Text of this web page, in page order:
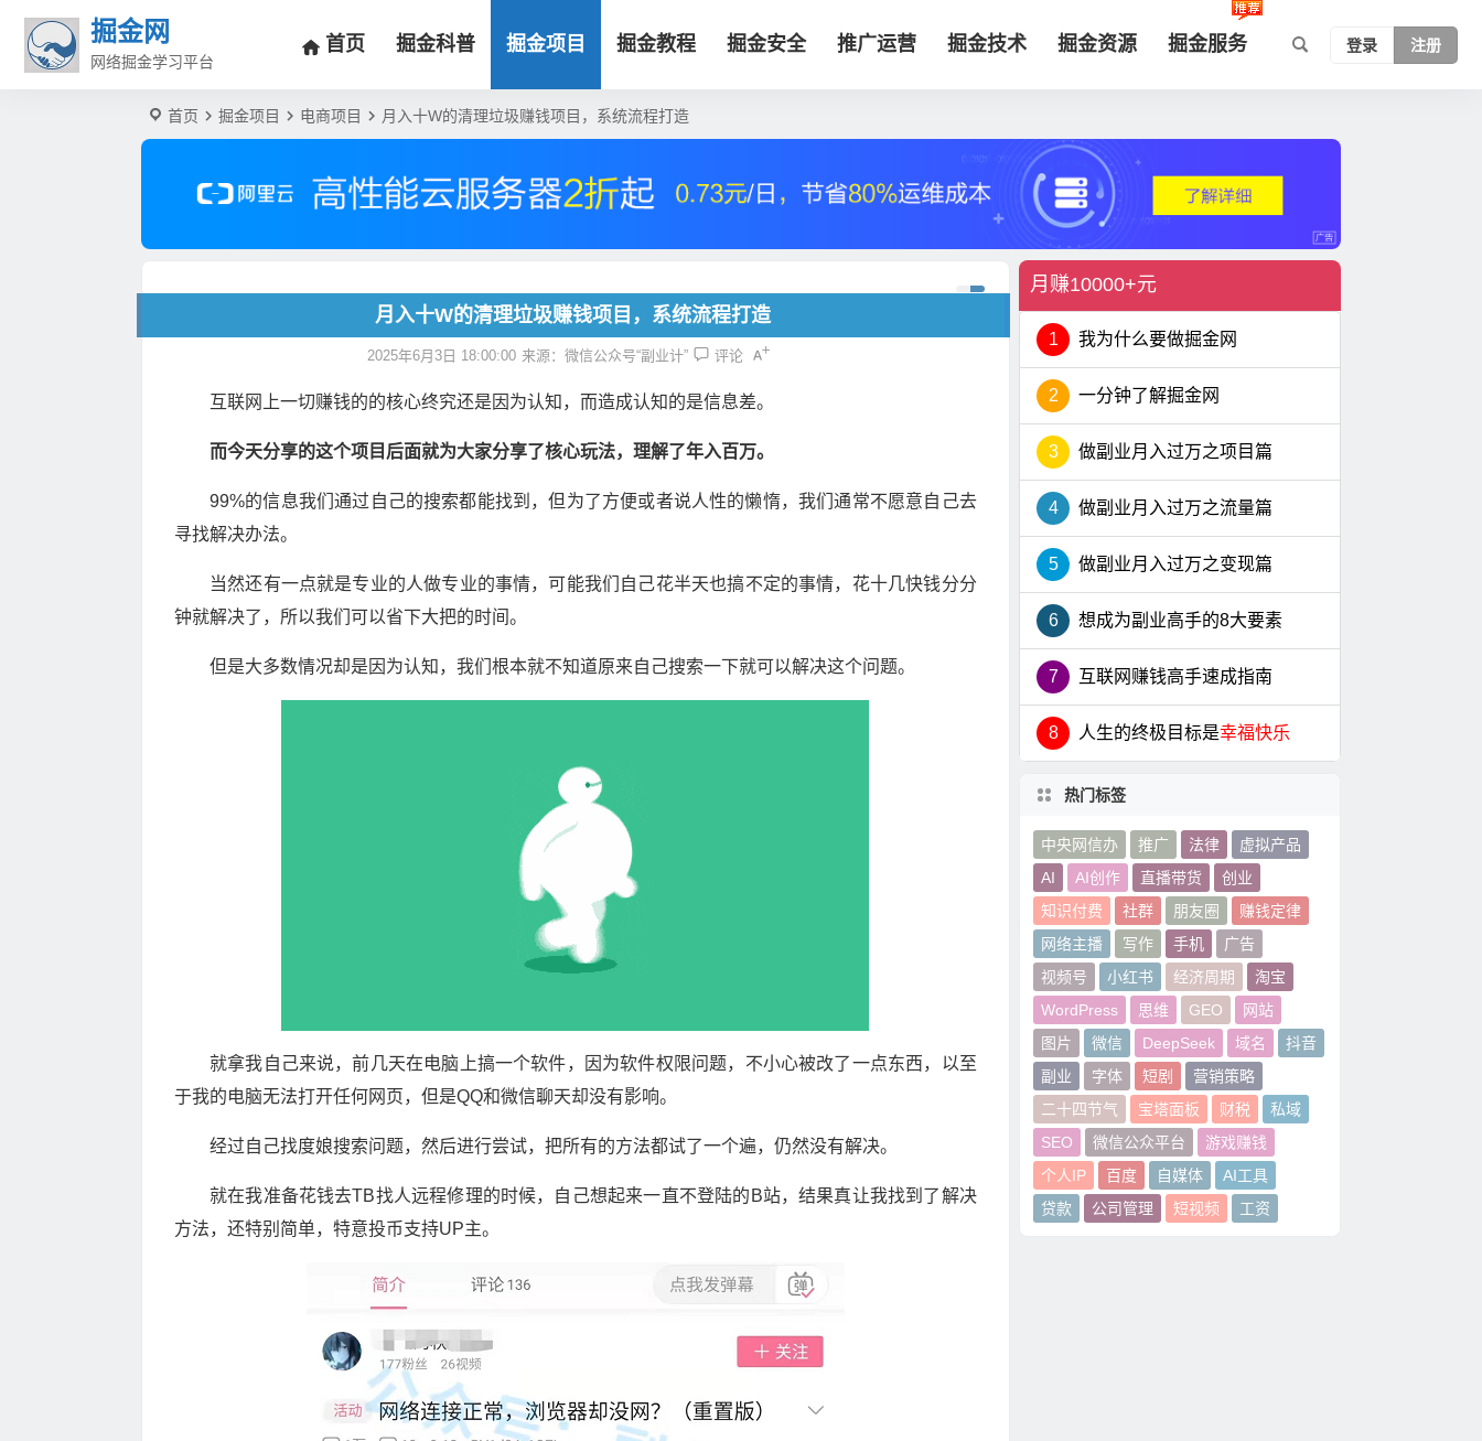
掘金网
网络掘金学习平台
首页 掘金科普 掘金项目 掘金教程 掘金安全 推广运营 掘金技术 掘金资源 掘金服务 登录 注册
首页 掘金项目 电商项目 月入十W的清理垃圾赚钱项目，系统流程打造
月入十W的清理垃圾赚钱项目，系统流程打造
2025年6月3日 18:00:00 来源：微信公众号“副业计” 评论
互联网上一切赚钱的的核心终究还是因为认知，而造成认知的是信息差。
而今天分享的这个项目后面就为大家分享了核心玩法，理解了年入百万。
99%的信息我们通过自己的搜索都能找到，但为了方便或者说人性的懒惰，我们通常不愿意自己去
寻找解决办法。
当然还有一点就是专业的人做专业的事情，可能我们自己花半天也搞不定的事情，花十几快钱分分
钟就解决了，所以我们可以省下大把的时间。
但是大多数情况却是因为认知，我们根本就不知道原来自己搜索一下就可以解决这个问题。
就拿我自己来说，前几天在电脑上搞一个软件，因为软件权限问题，不小心被改了一点东西，以至
于我的电脑无法打开任何网页，但是QQ和微信聊天却没有影响。
经过自己找度娘搜索问题，然后进行尝试，把所有的方法都试了一个遍，仍然没有解决。
就在我准备花钱去TB找人远程修理的时候，自己想起来一直不登陆的B站，结果真让我找到了解决
方法，还特别简单，特意投币支持UP主。
月赚10000+元
1 我为什么要做掘金网
2 一分钟了解掘金网
3 做副业月入过万之项目篇
4 做副业月入过万之流量篇
5 做副业月入过万之变现篇
6 想成为副业高手的8大要素
7 互联网赚钱高手速成指南
8 人生的终极目标是幸福快乐
热门标签
中央网信办 推广 法律
虚拟产品
AI
AI创作 直播带货
创业
知识付费
社群 朋友圈
赚钱定律
网络主播
写作 手机
广告
视频号
小红书 经济周期
淘宝
WordPress
思维 GEO
网站
图片
微信 DeepSeek 域名
抖音
副业
字体 短剧
营销策略
二十四节气
宝塔面板 财税
私域
SEO
微信公众平台
游戏赚钱
个人IP
百度 自媒体
AI工具
贷款
公司管理 短视频 工资